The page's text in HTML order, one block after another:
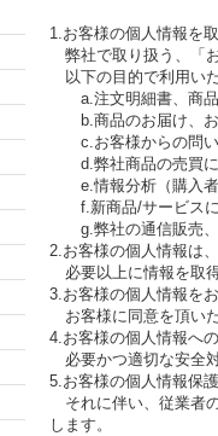
1.お客様の個人情報を
弊社で取り扱う、「
以下の目的で利用いた
a.注文明細書、商品
b.商品のお届け、お
c.お客様からの問い
d.弊社商品の売買に
e.情報分析（購入者
f.新商品/サービスに
g.弊社の通信販売、
2.お客様の個人情報は
必要以上に情報を取
3.お客様の個人情報を
お客様に同意を頂い
4.お客様の個人情報へ
必要かつ適切な安全
5.お客様の個人情報保
それに伴い、従業者
します。